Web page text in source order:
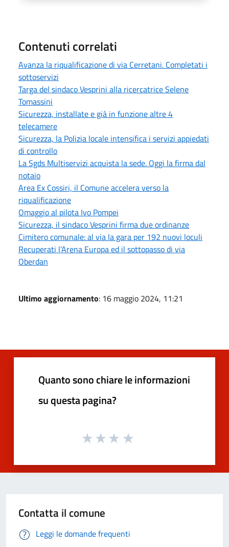
Contenuti correlati
Avanza la riqualificazione di via Cerretani. Completati i
sottoservizi
Targa del sindaco Vesprini alla ricercatrice Selene
Tomassini
Sicurezza, installate e già in funzione altre 4
telecamere
Sicurezza, la Polizia locale intensifica i servizi appiedati
di controllo
La Sgds Multiservizi acquista la sede. Oggi la firma dal
notaio
Area Ex Cossiri, il Comune accelera verso la
riqualificazione
Omaggio al pilota Ivo Pompei
Sicurezza, il sindaco Vesprini firma due ordinanze
Cimitero comunale: al via la gara per 192 nuovi loculi
Recuperati l’Arena Europa ed il sottopasso di via
Oberdan
Ultimo aggiornamento: 16 maggio 2024, 11:21
Quanto sono chiare le informazioni
su questa pagina?
Contatta il comune
Leggi le domande frequenti